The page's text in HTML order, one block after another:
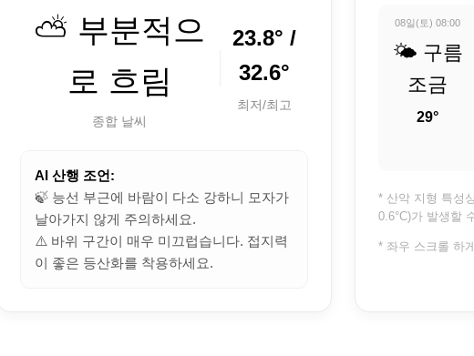
⛅ 부분적으
로 흐림
종합 날씨
23.8° /
32.6°
최저/최고
AI 산행 조언:
🍃 능선 부근에 바람이 다소 강하니 모자가
날아가지 않게 주의하세요.
⚠️ 바위 구간이 매우 미끄럽습니다. 접지력
이 좋은 등산화를 착용하세요.
08일(토) 08:00
🌤️ 구름
조금
29°
* 산악 지형 특성
0.6°C)가 발생할
* 좌우 스크롤 하